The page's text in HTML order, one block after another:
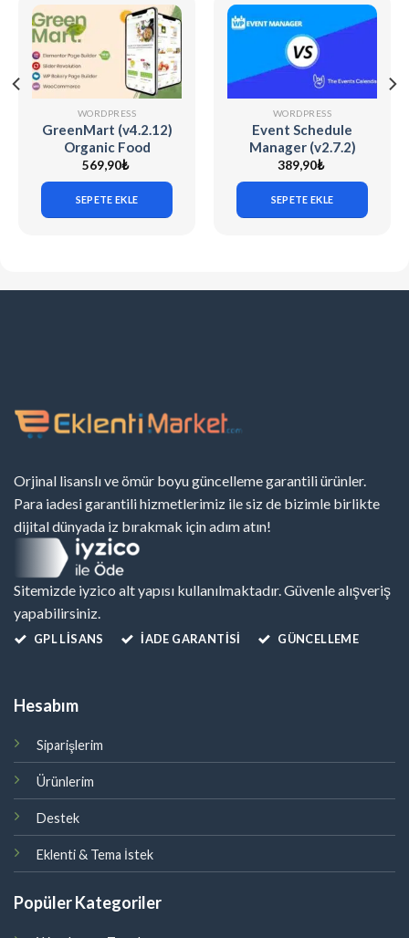
WORDPRESS
GreenMart (v4.2.12)
Organic Food
Woocommerce
WordPress Theme
569,90₺
SEPETE EKLE
WORDPRESS
Event Schedule
Manager (v2.7.2)
The Events
Calendar
389,90₺
SEPETE EKLE
Orjinal lisanslı ve ömür boyu güncelleme garantili ürünler.
Para iadesi garantili hizmetlerimiz ile siz de bizimle birlikte
dijital dünyada iz bırakmak için adım atın!
Sitemizde iyzico alt yapısı kullanılmaktadır. Güvenle alışveriş
yapabilirsiniz.
GPL LISANS İADE GARANTİSİ GÜNCELLEME
Hesabım
Siparişlerim
Ürünlerim
Destek
Eklenti & Tema İstek
Popüler Kategoriler